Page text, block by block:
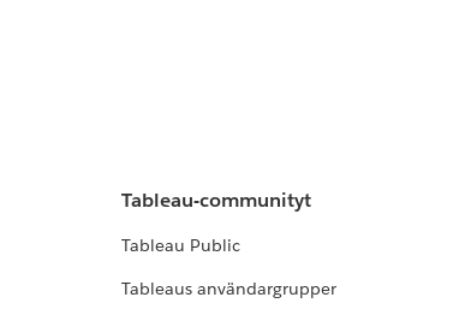
Tableau-communityt
Tableau Public
Tableaus användargrupper